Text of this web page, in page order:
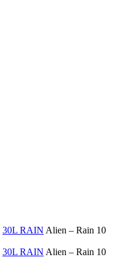
30L RAIN Alien – Rain 10
30L RAIN Alien – Rain 10